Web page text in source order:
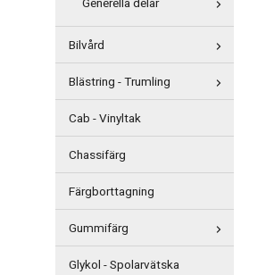
Generella delar
Bilvård
Blästring - Trumling
Cab - Vinyltak
Chassifärg
Färgborttagning
Gummifärg
Glykol - Spolarvätska